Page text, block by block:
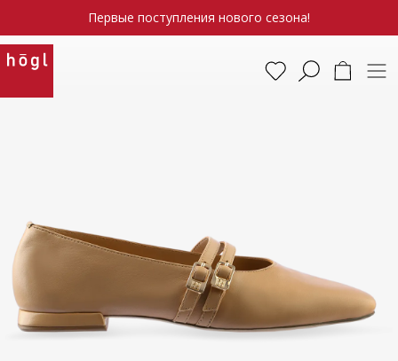
Первые поступления нового сезона!